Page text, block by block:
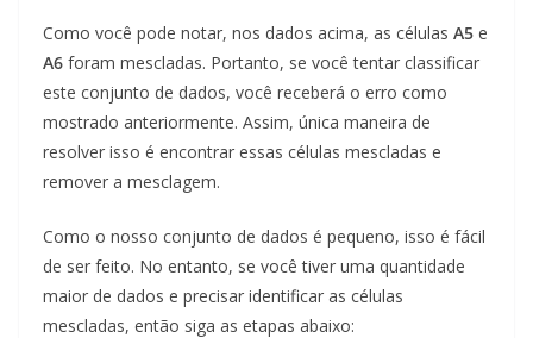
Como você pode notar, nos dados acima, as células A5 e
A6 foram mescladas. Portanto, se você tentar classificar
este conjunto de dados, você receberá o erro como
mostrado anteriormente. Assim, única maneira de
resolver isso é encontrar essas células mescladas e
remover a mesclagem.
Como o nosso conjunto de dados é pequeno, isso é fácil
de ser feito. No entanto, se você tiver uma quantidade
maior de dados e precisar identificar as células
mescladas, então siga as etapas abaixo: